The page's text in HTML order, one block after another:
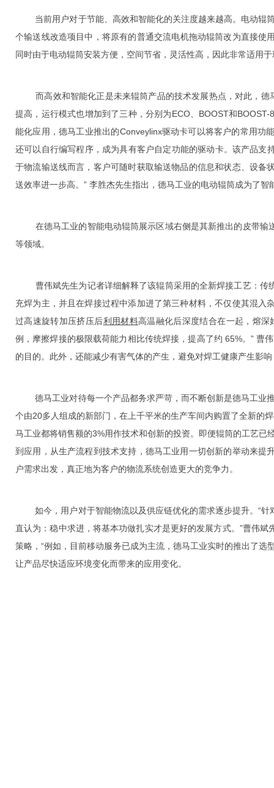
当前用户对于节能、高效和智能化的关注度越来越高。电动辊筒
个输送线改造项目中，将原有的普通交流电机拖动辊筒改为直接
同时由于电动辊筒安装方便，空间节省，灵活性高，因此非常适用
而高效和智能化正是未来辊筒产品的技术发展热点，对此，德
提高，运行模式也增加到了三种，分别为ECO、BOOST和
能化应用，德马工业推出的Conveylinx驱动卡可以将客户的常用功
还可以自行编写程序，成为具有客户自定功能的驱动卡。该产品支
于物流输送线而言，客户可随时获取输送物品的信息和状态、设
送效率进一步高。” 李胜杰先生指出，德马工业的电动辊筒成为了
在德马工业的智能电动辊筒展示区域右侧是其新推出的皮带输
等领域。
曹伟斌先生为记者详细解释了该辊筒采用的全新焊接工艺：传
充焊为主，并且在焊接过程中添加进了第三种材料，不仅使其混
过高速旋转加压挤压后利用材料高温融化后深度结合在一起，熔
例，摩擦焊接的极限载荷能力相比传统焊接，提高了约 65%。” 曹
的目的。此外，还能减少有害气体的产生，避免对焊工健康产生影
德马工业对待每一个产品都务求严苛，而不断创新是德马工业推
个由20多人组成的新部门，在上千平米的生产车间内购置了全新的
马工业都将销售额的3%用作技术和创新的投资。即便辊筒的工艺
到应用，从生产流程到技术支持，德马工业用一切创新的举动来
户需求出发，真正地为客户的物流系统创造更大的竞争力。
如今，用户对于智能物流以及供应链优化的需求逐步提升。“针
直认为：稳中求进，将基本功做扎实才是更好的发展方式。”曹伟
策略，“例如，目前移动服务已成为主流，德马工业实时的推出了
让产品尽快适应环境变化而带来的应用变化。